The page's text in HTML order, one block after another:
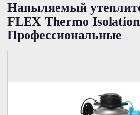
Напыляемый
FLEX Thermo
Профессиональные